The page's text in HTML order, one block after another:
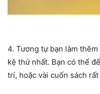
4. Tương tự bạn làm
kệ thứ nhất. Bạn có thể
trí, hoặc vài cuốn sách